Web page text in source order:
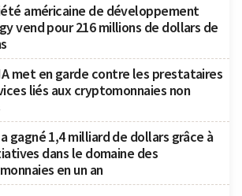
américaine de développement
vend pour 216 millions de dollars de
met en garde contre les prestataires
liés aux cryptomonnaies non
gagné 1,4 milliard de dollars grâce à
dans le domaine des
en un an